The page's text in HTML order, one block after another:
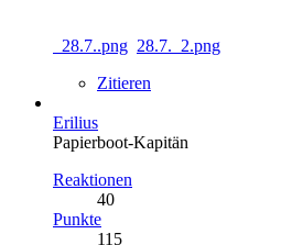
28.7..png 28.7._2.png
Zitieren
Erilius
Papierboot-Kapitän
Reaktionen
40
Punkte
115